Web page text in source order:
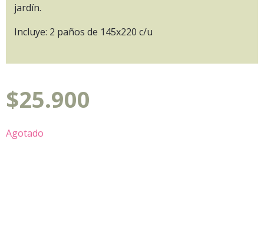
jardín.
Incluye: 2 paños de 145x220 c/u
$25.900
Agotado